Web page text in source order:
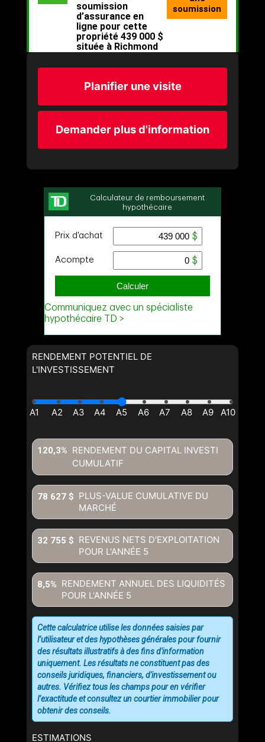
Planifier une visite
Demander plus d'information
RENDEMENT POTENTIEL DE
L'INVESTISSEMENT
RENDEMENT DU CAPITAL INVESTI
CUMULATIF
120,3%
PLUS-VALUE CUMULATIVE DU
MARCHÉ
78 627 $
REVENUS NETS D'EXPLOITATION
POUR L'ANNÉE 5
32 755 $
RENDEMENT ANNUEL DES LIQUIDITÉS
POUR L'ANNÉE 5
8,5%
ESTIMATIONS
Cette calculatrice utilise les données saisies par
l’utilisateur et des hypothèses générales pour fournir
des résultats illustratifs à des fins d'information
uniquement. Les résultats ne constituent pas des
conseils juridiques, financiers, d'investissement ou
autres. Vérifiez tous les champs pour en vérifier
l’exactitude et consultez un courtier immobilier pour
obtenir des conseils.